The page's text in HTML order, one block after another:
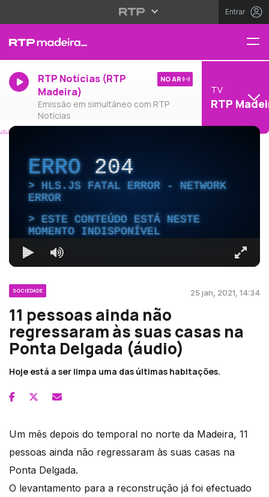
Entrar
RTP Notícias (RTP
Madeira)
Emissão em simultâneo com RTP
Notícias
NO AR
TV
RTP
ERRO204
HLS.JS FATAL ERROR - NETWORK
ERROR
ESTE CONTEÚDO ESTÁ NESTE
MOMENTO INDISPONÍVEL
SOCIEDADE 25 jan, 2021, 14:34
11 pessoas ainda não
regressaram às suas casas na
Ponta Delgada (áudio)
Hoje está a ser limpa uma das últimas habitações.
Um mês depois do temporal no norte da Madeira, 11
pessoas ainda não regressaram às suas casas na
Ponta Delgada.
O levantamento para a reconstrução já foi efectuado